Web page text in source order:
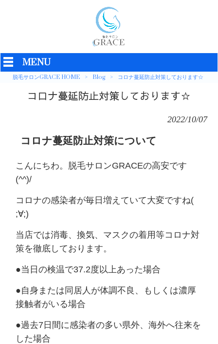
MENU
脱毛サロンGRACE HOME > Blog > コロナ蔓延防止対策しております☆
コロナ蔓延防止対策しております☆
2022/10/07
コロナ蔓延防止対策について
こんにちわ。脱毛サロンGRACEの高安です
(^^)/
コロナの感染者が毎日増えていて大変ですね(
;∀;)
当店では消毒、換気、マスクの着用等コロナ対
策を徹底しております。
●当日の検温で37.2度以上あった場合
●自身または同居人が体調不良、もしくは濃厚
接触者がいる場合
●過去7日間に感染者の多い県外、海外へ往来を
した場合